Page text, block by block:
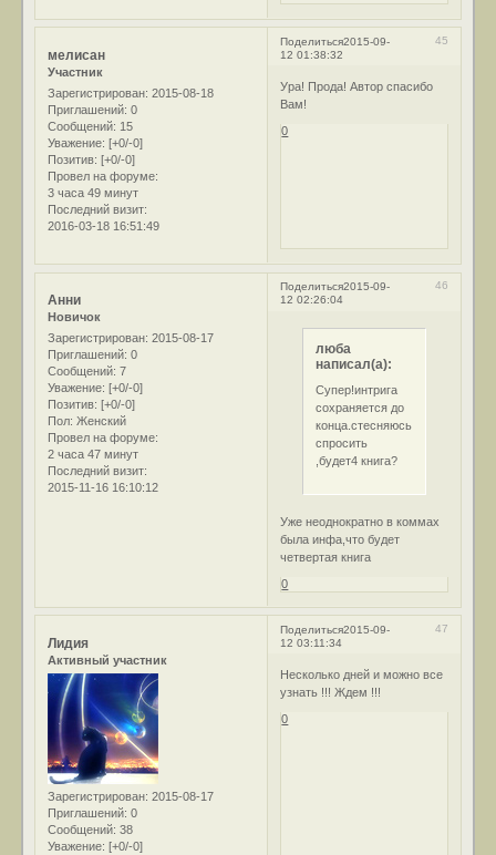
Поделиться 45
2015-09-
12 01:38:32
мелисан
Участник
Зарегистрирован: 2015-08-18
Приглашений: 0
Сообщений: 15
Уважение: [+0/-0]
Позитив: [+0/-0]
Провел на форуме:
3 часа 49 минут
Последний визит:
2016-03-18 16:51:49
Ура! Прода! Автор спасибо
Вам!
0
Поделиться 46
2015-09-
12 02:26:04
Анни
Новичок
Зарегистрирован: 2015-08-17
Приглашений: 0
Сообщений: 7
Уважение: [+0/-0]
Позитив: [+0/-0]
Пол: Женский
Провел на форуме:
2 часа 47 минут
Последний визит:
2015-11-16 16:10:12
люба
написал(а):
Супер!интрига
сохраняется до
конца.стесняюсь
спросить
,будет4 книга?
Уже неоднократно в коммах
была инфа,что будет
четвертая книга
0
Поделиться 47
2015-09-
12 03:11:34
Лидия
Активный участник
Зарегистрирован: 2015-08-17
Приглашений: 0
Сообщений: 38
Уважение: [+0/-0]
Несколько дней и можно все
узнать !!! Ждем !!!
0